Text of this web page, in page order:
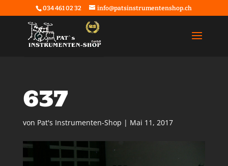
034 461 02 32 info@patsinstrumentenshop.ch
637
von Pat's Instrumenten-Shop | Mai 11, 2017